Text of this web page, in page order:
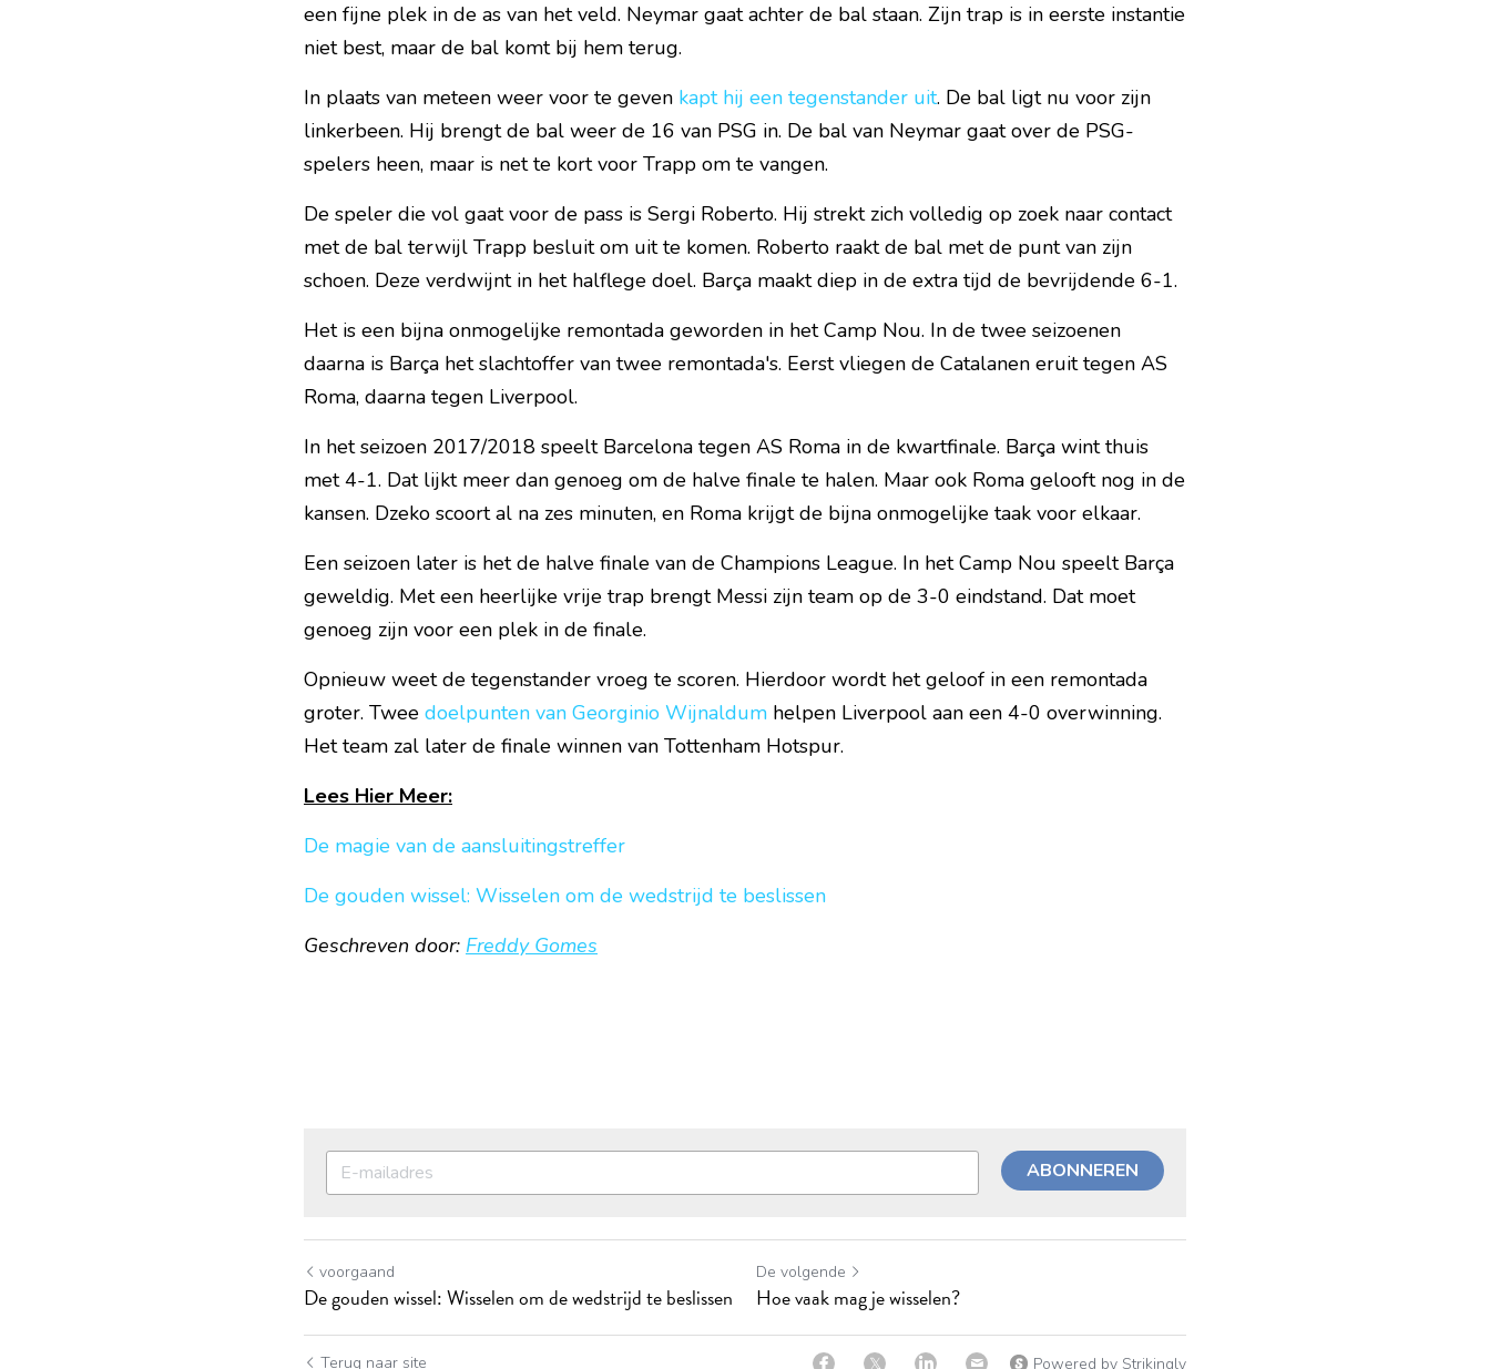
een fijne plek in de as van het veld. Neymar gaat achter de bal staan. Zijn trap is in eerste instantie
niet best, maar de bal komt bij hem terug.
In plaats van meteen weer voor te geven kapt hij een tegenstander uit. De bal ligt nu voor zijn
linkerbeen. Hij brengt de bal weer de 16 van PSG in. De bal van Neymar gaat over de PSG-
spelers heen, maar is net te kort voor Trapp om te vangen.
De speler die vol gaat voor de pass is Sergi Roberto. Hij strekt zich volledig op zoek naar contact
met de bal terwijl Trapp besluit om uit te komen. Roberto raakt de bal met de punt van zijn
schoen. Deze verdwijnt in het halflege doel. Barça maakt diep in de extra tijd de bevrijdende 6-1.
Het is een bijna onmogelijke remontada geworden in het Camp Nou. In de twee seizoenen
daarna is Barça het slachtoffer van twee remontada's. Eerst vliegen de Catalanen eruit tegen AS
Roma, daarna tegen Liverpool.
In het seizoen 2017/2018 speelt Barcelona tegen AS Roma in de kwartfinale. Barça wint thuis
met 4-1. Dat lijkt meer dan genoeg om de halve finale te halen. Maar ook Roma gelooft nog in de
kansen. Dzeko scoort al na zes minuten, en Roma krijgt de bijna onmogelijke taak voor elkaar.
Een seizoen later is het de halve finale van de Champions League. In het Camp Nou speelt Barça
geweldig. Met een heerlijke vrije trap brengt Messi zijn team op de 3-0 eindstand. Dat moet
genoeg zijn voor een plek in de finale.
Opnieuw weet de tegenstander vroeg te scoren. Hierdoor wordt het geloof in een remontada
groter. Twee doelpunten van Georginio Wijnaldum helpen Liverpool aan een 4-0 overwinning.
Het team zal later de finale winnen van Tottenham Hotspur.
Lees Hier Meer:
De magie van de aansluitingstreffer
De gouden wissel: Wisselen om de wedstrijd te beslissen
Geschreven door: Freddy Gomes
ABONNEREN
voorgaand
De gouden wissel: Wisselen om de wedstrijd te beslissen
De volgende
Hoe vaak mag je wisselen?
Terug naar site Powered by Strikingly